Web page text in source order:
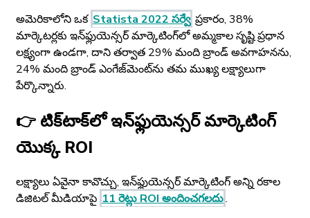
అమెరికాలోని ఒక Statista 2022 సర్వే ప్రకారం, 38%
మార్కెటర్లకు ఇన్‌ఫ్లుయెన్సర్ మార్కెటింగ్‌లో అమ్మకాల సృష్టి ప్రధాన
లక్ష్యంగా ఉండగా, దాని తర్వాత 29% మంది బ్రాండ్ అవగాహనను,
24% మంది బ్రాండ్ ఎంగేజ్‌మెంట్‌ను తమ ముఖ్య లక్ష్యాలుగా
పేర్కొన్నారు.
👉 టిక్‌టాక్‌లో ఇన్‌ఫ్లుయెన్సర్ మార్కెటింగ్
యొక్క ROI
లక్ష్యాలు ఏవైనా కావొచ్చు, ఇన్‌ఫ్లుయెన్సర్ మార్కెటింగ్ అన్ని రకాల
డిజిటల్ మీడియాపై 11 రెట్లు ROI అందించగలదు.